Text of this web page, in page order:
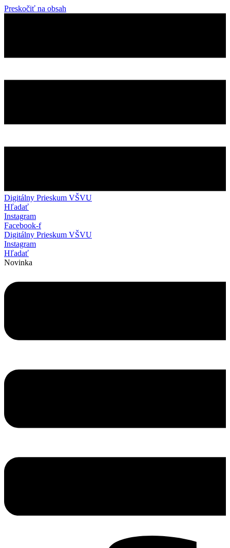
Preskočiť na obsah
Digitálny Prieskum VŠVU
Hľadať
Instagram
Facebook-f
Digitálny Prieskum VŠVU
Instagram
Hľadať
Novinka